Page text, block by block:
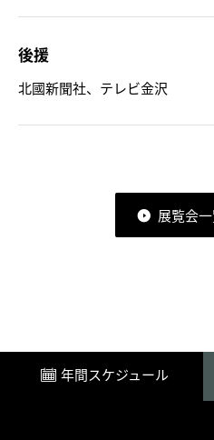
後援
北國新聞社、テレビ金沢
展覧会
年間スケジュール